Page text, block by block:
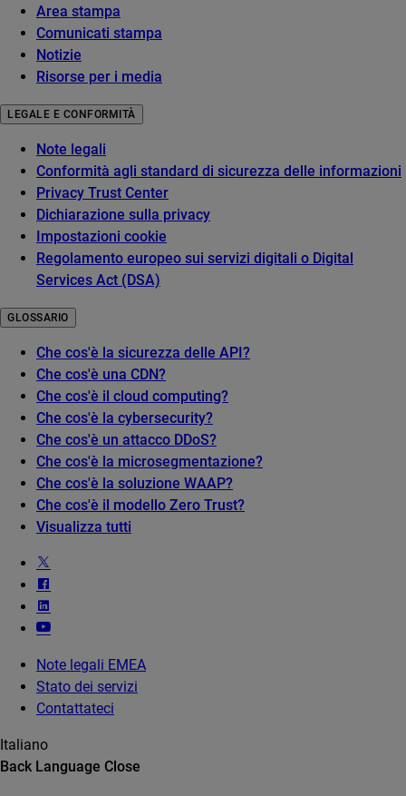
Area stampa
Comunicati stampa
Notizie
Risorse per i media
LEGALE E CONFORMITÀ
Note legali
Conformità agli standard di sicurezza delle informazioni
Privacy Trust Center
Dichiarazione sulla privacy
Impostazioni cookie
Regolamento europeo sui servizi digitali o Digital
Services Act (DSA)
GLOSSARIO
Che cos'è la sicurezza delle API?
Che cos'è una CDN?
Che cos'è il cloud computing?
Che cos'è la cybersecurity?
Che cos'è un attacco DDoS?
Che cos'è la microsegmentazione?
Che cos'è la soluzione WAAP?
Che cos'è il modello Zero Trust?
Visualizza tutti
Note legali EMEA
Stato dei servizi
Contattateci
Italiano
Back Language Close